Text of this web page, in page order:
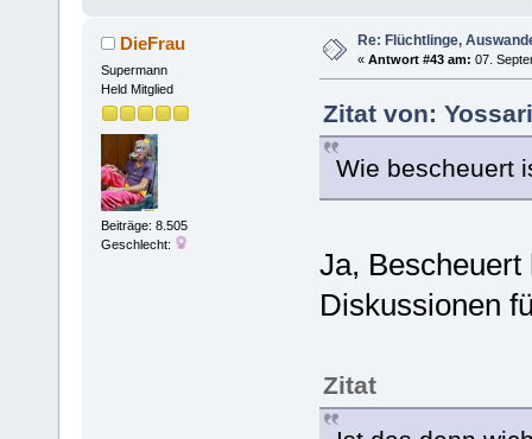
DieFrau
Supermann
Held Mitglied
Beiträge: 8.505
Geschlecht:
Re: Flüchtlinge,
« Antwort #43 am: 07.
Zitat von:
Wie bescheuert
Ja,
Diskussionen
Zitat